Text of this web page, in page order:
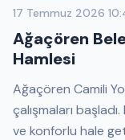
17 Temmuz 2026
Ağaçören
Hamlesi
Ağaçören Camili
çalışmaları
ve konforlu hale